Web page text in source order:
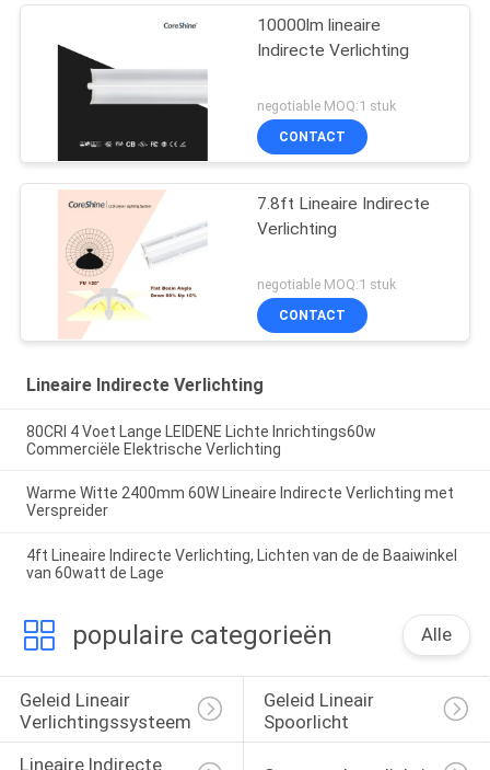
10000lm lineaire
Indirecte Verlichting
negotiable MOQ:1 stuk
CONTACT
7.8ft Lineaire Indirecte
Verlichting
negotiable MOQ:1 stuk
CONTACT
Lineaire Indirecte Verlichting
80CRI 4 Voet Lange LEIDENE Lichte Inrichtings60w
Commerciële Elektrische Verlichting
Warme Witte 2400mm 60W Lineaire Indirecte Verlichting met
Verspreider
4ft Lineaire Indirecte Verlichting, Lichten van de de Baaiwinkel
van 60watt de Lage
populaire categorieën Alle
Geleid Lineair
Verlichtingssysteem
Geleid Lineair
Spoorlicht
Lineaire Indirecte